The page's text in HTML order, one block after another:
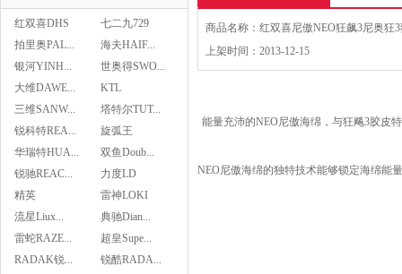
28.00
Butterfly蝴蝶乒...
红双喜DHS
七二九729
拍里奥PAL...
海夫HAIF...
银河YINH...
世奥得SWO...
大维DAWE...
KTL
三维SANW...
塔特尔TUT...
锐科特REA...
旋弧王
华瑞特HUA...
双鱼Doub...
锐驰REAC...
力度LD
精英
雷神LOKI
流星Liux...
典驰Dian...
雷蛇RAZE...
超皇Supe...
RADAK锐...
锐酷RADA...
Asics亚瑟士乒乓球鞋...
439.00
上架时间：2013-12-15
能量充沛的NEO尼傲海绵，与狂飚3胶皮
NEO尼傲海绵的独特技术能够锁定海绵能